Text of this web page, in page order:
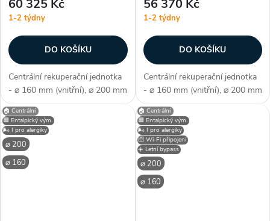
60 325 Kč
1-2 týdny
DO KOŠÍKU
Centrální rekuperační jednotka
- ⌀ 160 mm (vnitřní), ⌀ 200 mm
(vnější), ERV - entalpický
výměník (s obnovou tepla i
vlhkosti), PTC předehřev, pravé
připojení, WiFi - chytré...
56 370 Kč
1-2 týdny
DO KOŠÍKU
Centrální rekuperační jednotka
- ⌀ 160 mm (vnitřní), ⌀ 200 mm
(vnější), ERV - entalpický
výměník (s obnovou tepla i
vlhkosti), PTC předehřev, pravé
připojení, WiFi - chytré...
⌀ 200
⌀ 160
🏠 Centrální
🟦 Entalpický vým.
🌬️ I pro alergiky
⌀ 200
⌀ 160
🏠 Centrální
🟦 Entalpický vým.
🌬️ I pro alergiky
🛜 Wi-Fi připojení
☀️ Letní bypass